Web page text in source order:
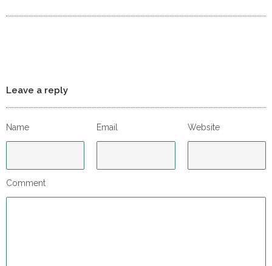
Leave a reply
Name Email Website
Comment